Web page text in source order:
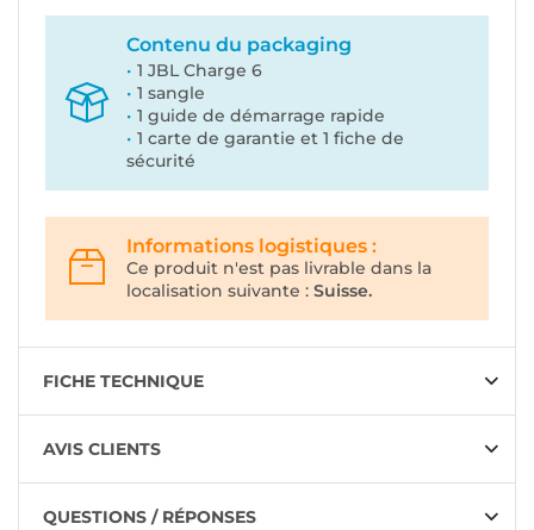
Contenu du packaging
1 JBL Charge 6
1 sangle
1 guide de démarrage rapide
1 carte de garantie et 1 fiche de
sécurité
Informations logistiques :
Ce produit n'est pas livrable dans la
localisation suivante : Suisse.
FICHE TECHNIQUE
AVIS CLIENTS
QUESTIONS / RÉPONSES